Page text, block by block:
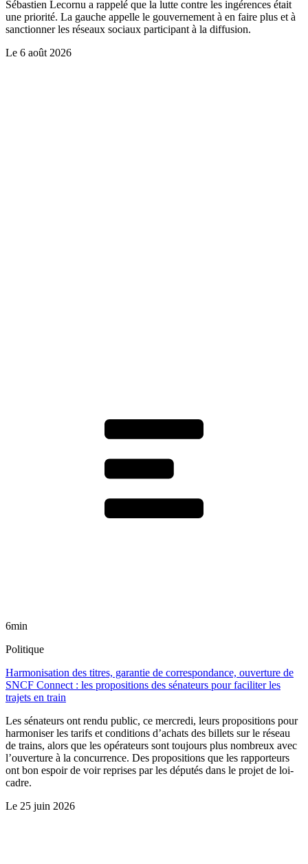
Sébastien Lecornu a rappelé que la lutte contre les ingérences était
une priorité. La gauche appelle le gouvernement à en faire plus et à
sanctionner les réseaux sociaux participant à la diffusion.
Le 6 août 2026
6min
Politique
Harmonisation des titres, garantie de correspondance, ouverture de
SNCF Connect : les propositions des sénateurs pour faciliter les
trajets en train
Les sénateurs ont rendu public, ce mercredi, leurs propositions pour
harmoniser les tarifs et conditions d’achats des billets sur le réseau
de trains, alors que les opérateurs sont toujours plus nombreux avec
l’ouverture à la concurrence. Des propositions que les rapporteurs
ont bon espoir de voir reprises par les députés dans le projet de loi-
cadre.
Le 25 juin 2026